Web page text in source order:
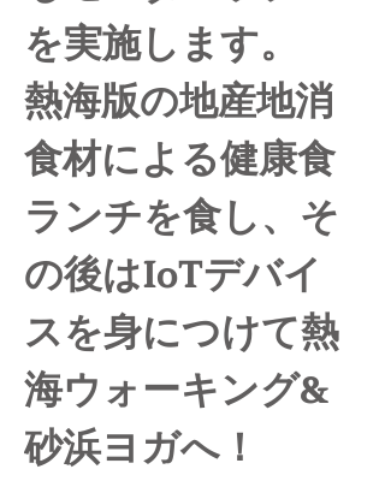
を実施します。
熱海版の地産地消
食材による健康食
ランチを食し、そ
の後はIoTデバイ
スを身につけて熱
海ウォーキング&
砂浜ヨガへ！